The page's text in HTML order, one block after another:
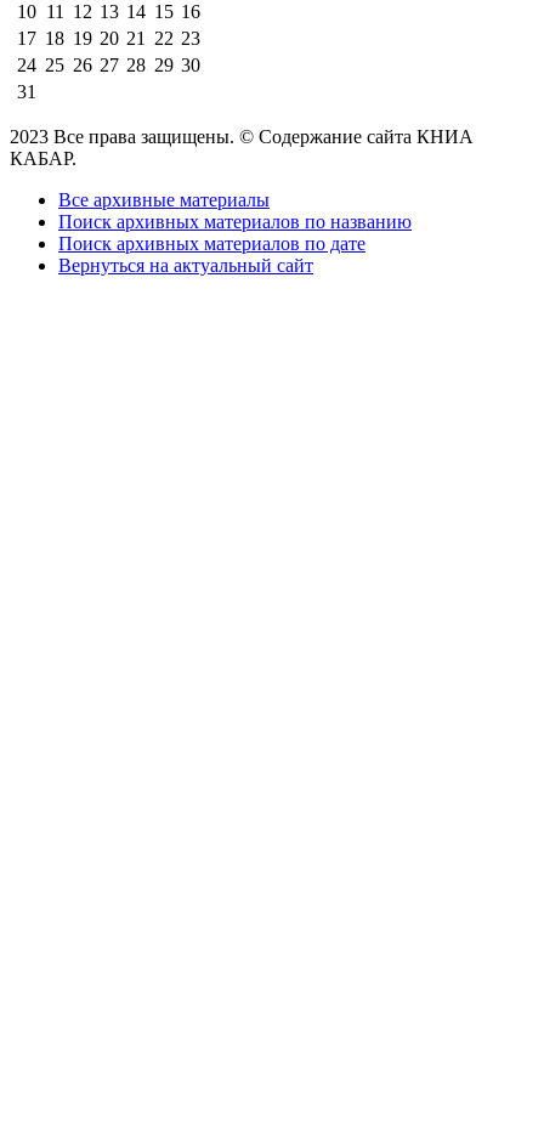
10 11 12 13 14 15 16
17 18 19 20 21 22 23
24 25 26 27 28 29 30
31
2023 Все права защищены. © Содержание сайта КНИА
КАБАР.
Все архивные материалы
Поиск архивных материалов по названию
Поиск архивных материалов по дате
Вернуться на актуальный сайт